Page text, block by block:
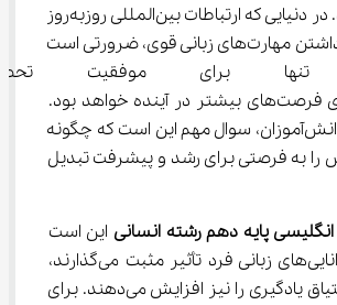
مشغول می‌سازد. در دنیایی که ارتباطات بین‌المللی روزبه‌روز
بیشتر می‌شود، داشتن مهارت‌های زبانی قوی، ضرورتی است
برای موفقیت
دریچه‌ای به سوی فرصت‌های بیشتر در آینده خواهد بود.
برای بسیاری از دانش‌آموزان، سوال مهم این است که چگونه
را به فرصتی برای رشد و پیشرفت تبدیل
پایه دهم رشته انسانی این است
که نه تنها بر توانایی‌های زبانی فرد تأثیر مثبت می‌گذارند،
بلکه انگیزه و اشتیاق یادگیری را نیز افزایش می‌دهند. برای